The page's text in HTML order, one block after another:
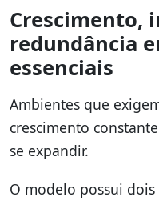
Crescimento,
redundância
essenciais
Ambientes que
crescimento
se expandir.
O modelo possui